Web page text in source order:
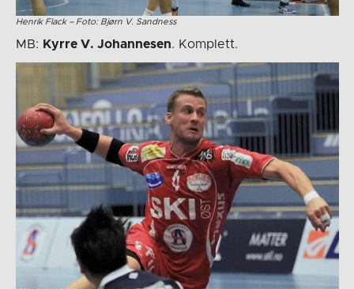
Henrik Flack – Foto: Bjørn V. Sandness
MB: Kyrre V. Johannesen. Komplett.